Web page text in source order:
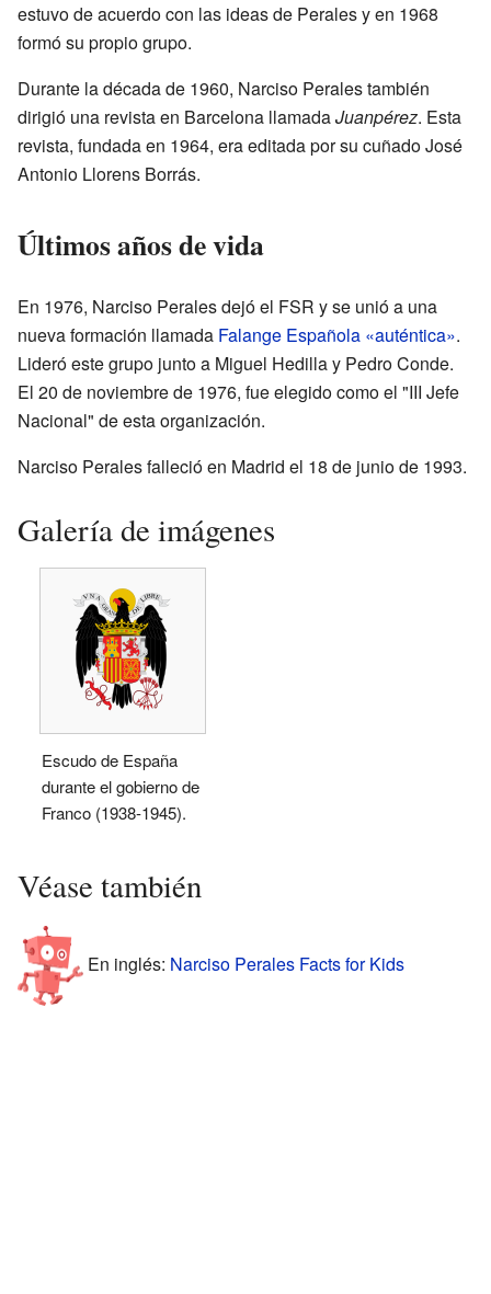
estuvo de acuerdo con las ideas de Perales y en 1968
formó su propio grupo.
Durante la década de 1960, Narciso Perales también
dirigió una revista en Barcelona llamadaJuanpérez. Esta
revista, fundada en 1964, era editada por su cuñado José
Antonio Llorens Borrás.
Últimos años de vida
En 1976, Narciso Perales dejó el FSR y se unió a una
nueva formación llamada Falange Española «auténtica».
Lideró este grupo junto a Miguel Hedilla y Pedro Conde.
El 20 de noviembre de 1976, fue elegido como el "III Jefe
Nacional" de esta organización.
Narciso Perales falleció en Madrid el 18 de junio de 1993.
Galería de imágenes
Escudo de España
durante el gobierno de
Franco (1938-1945).
Véase también
En inglés: Narciso Perales Facts for Kids